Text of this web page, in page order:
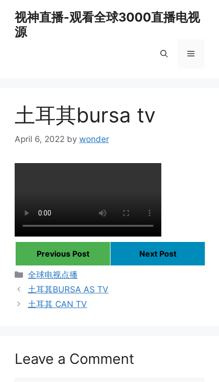
content
视神直播-观看全球3000直播电视
源
Menu
土耳其bursa tv
April 6, 2022 by wonder
Previous Post
Next Post
Categories
全球电视点播
土耳其BURSA AS TV
土耳其 CAN TV
Leave a Comment